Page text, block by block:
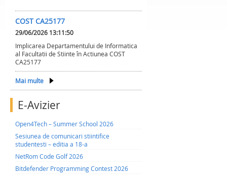
COST CA25177
29/06/2026 13:11:50
Implicarea Departamentului de Informatica
al Facultatii de Stiinte în Actiunea COST
CA25177
Mai multe
E-Avizier
Open4Tech – Summer School 2026
Sesiunea de comunicari stiintifice
studentesti – editia a 18-a
NetRom Code Golf 2026
Bitdefender Programming Contest 2026